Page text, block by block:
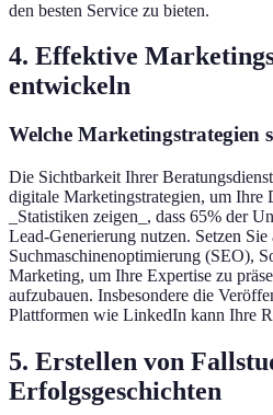
den besten Service zu bieten.
4. Effektive
entwickeln
Welche Marketingstrategien
Die Sichtbarkeit Ihrer
digitale Marketingstrategien, um Ihre
_Statistiken zeigen_, dass 65% der
Lead-Generierung nutzen. Setzen Sie
Suchmaschinenoptimierung (SEO),
Marketing, um Ihre Expertise zu
aufzubauen. Insbesondere die
Plattformen wie LinkedIn kann Ihre
5. Erstellen von
Erfolgsgeschichten